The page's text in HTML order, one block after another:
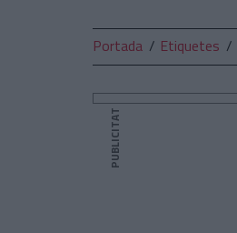
Portada Etiquetes
PUBLICITAT